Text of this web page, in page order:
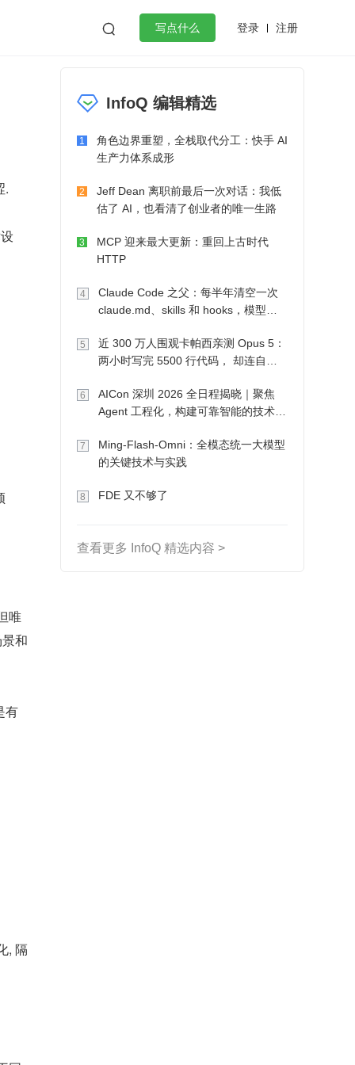
 写点什么 登录 注册
微服务架构 flutter
.
唯
和
有
, 隔
InfoQ 编辑精选
1
角色边界重塑，全栈取代分工：快手 AI
生产力体系成形
2
Jeff Dean 离职前最后一次对话：我低
估了 AI，也看清了创业者的唯一生路
3
MCP 迎来最大更新：重回上古时代
HTTP
4
Claude Code 之父：每半年清空一次
claude.md、skills 和 hooks，模型自
5
近 300 万人围观卡帕西亲测 Opus 5：
两小时写完 5500 行代码， 却连自己
6
AICon 深圳 2026 全日程揭晓｜聚焦
Agent 工程化，构建可靠智能的技术路
7
Ming-Flash-Omni：全模态统一大模型
的关键技术与实践
8 FDE 又不够了
查看更多 InfoQ 精选内容 >